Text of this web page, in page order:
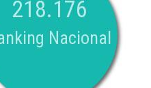
218.176
Nacional